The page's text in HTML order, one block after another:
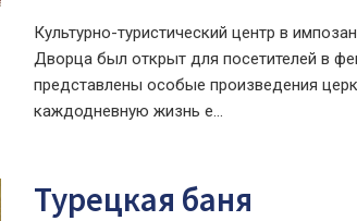
Культурно-туристический центр в
Дворца был открыт для посетителей в
представлены особые произведения
каждодневную жизнь е...
Турецкая баня